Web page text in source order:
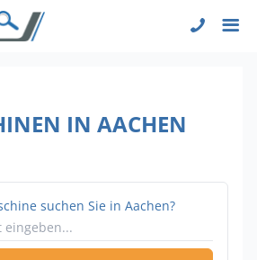
IN AACHEN
suchen Sie in Aachen?